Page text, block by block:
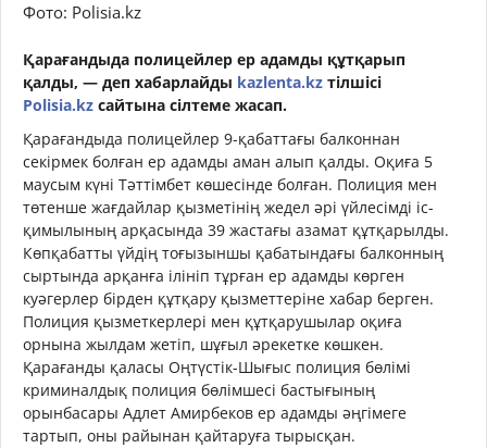
Фото: Polisia.kz
Қарағандыда полицейлер ер адамды құтқарып
қалды, — деп хабарлайды kazlenta.kz тілшісі
Polisia.kz сайтына сілтеме жасап.
Қарағандыда полицейлер 9-қабаттағы балконнан
секірмек болған ер адамды аман алып қалды. Оқиға 5
маусым күні Тәттімбет көшесінде болған. Полиция мен
төтенше жағдайлар қызметінің жедел әрі үйлесімді іс-
қимылының арқасында 39 жастағы азамат құтқарылды.
Көпқабатты үйдің тоғызыншы қабатындағы балконның
сыртында арқанға ілініп тұрған ер адамды көрген
куәгерлер бірден құтқару қызметтеріне хабар берген.
Полиция қызметкерлері мен құтқарушылар оқиға
орнына жылдам жетіп, шұғыл әрекетке көшкен.
Қарағанды қаласы Оңтүстік-Шығыс полиция бөлімі
криминалдық полиция бөлімшесі бастығының
орынбасары Адлет Амирбеков ер адамды әңгімеге
тартып, оны райынан қайтаруға тырысқан.